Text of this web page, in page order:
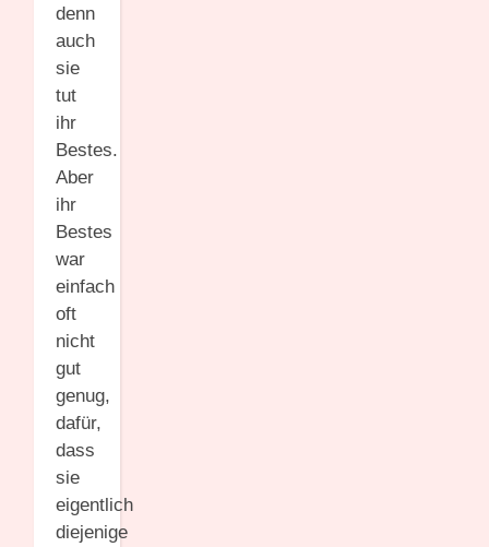
denn
auch
sie
tut
ihr
Bestes.
Aber
ihr
Bestes
war
einfach
oft
nicht
gut
genug,
dafür,
dass
sie
eigentlich
diejenige